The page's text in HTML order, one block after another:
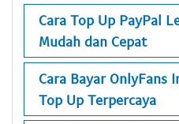
Cara Top Up PayPal
Mudah dan Cepat
Cara Bayar OnlyFans
Top Up Terpercaya